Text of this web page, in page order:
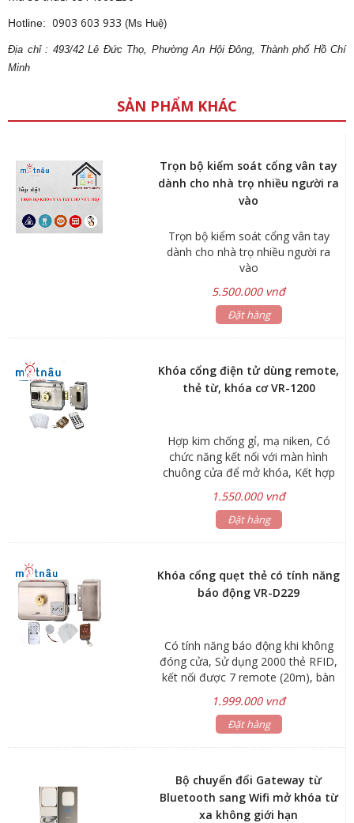
Hotline: 0903 603 933 (Ms Huệ)
Địa chỉ : 493/42 Lê Đức Thọ, Phường An Hội Đông, Thành phố Hồ Chí
Minh
SẢN PHẨM KHÁC
Trọn bộ kiểm soát cổng vân tay
dành cho nhà trọ nhiều người ra
vào
Trọn bộ kiểm soát cổng vân tay
dành cho nhà trọ nhiều người ra
vào
5.500.000 vnđ
Đặt hàng
Khóa cổng điện tử dùng remote,
thẻ từ, khóa cơ VR-1200
Hợp kim chống gỉ, mạ niken, Có
chức năng kết nối với màn hình
chuông cửa để mở khóa, Kết hợp
đầu đọc vân tay để kiểm soát ra
vào cửa
1.550.000 vnđ
Đặt hàng
Khóa cổng quẹt thẻ có tính năng
báo động VR-D229
Có tính năng báo động khi không
đóng cửa, Sử dụng 2000 thẻ RFID,
kết nối được 7 remote (20m), bàn
phím điều khiển và chìa cơ
1.999.000 vnđ
Đặt hàng
Bộ chuyển đổi Gateway từ
Bluetooth sang Wifi mở khóa từ
xa không giới hạn